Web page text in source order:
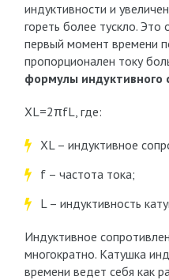
индуктивности и
гореть более тускло. Это
первый момент времени
пропорционален току
формулы индуктивного
XL=2πfL, где:
XL – индуктивное
f – частота тока;
L – индуктивность
Индуктивное
многократно. Катушка
времени ведет себя как